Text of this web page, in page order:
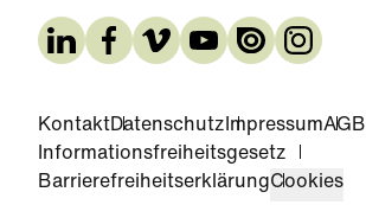
KontaktDatenschutz ImpressumAGB
Informationsfreiheitsgesetz
BarrierefreiheitserklärungCookies